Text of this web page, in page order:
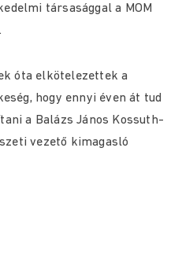
társasággal a MOM
óta elkötelezettek a
hogy ennyi éven át tud
a Balázs János Kossuth-
vezető kimagasló